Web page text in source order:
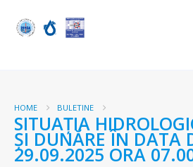
HOME BULETINE
SITUAȚIA
ȘI DUNĂRE ÎN DATA
29.09.2025 ORA